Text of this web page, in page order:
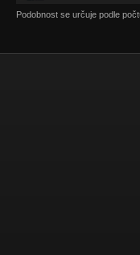
Podobnost se určuje podle